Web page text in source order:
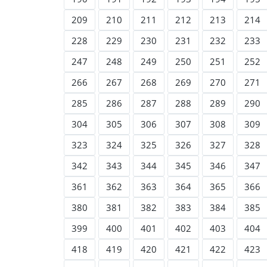
209
210 211 212 213
214
228
229 230 231 232
233
247
248 249 250 251
252
266
267 268 269 270
271
285
286 287 288 289
290
304
305 306 307 308
309
323
324 325 326 327
328
342
343 344 345 346
347
361
362 363 364 365
366
380
381 382 383 384
385
399
400 401 402 403
404
418
419 420 421 422
423